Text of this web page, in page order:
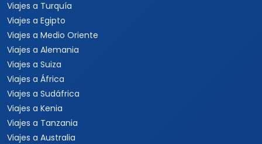
Viajes a Turquía
Viajes a Egipto
Viajes a Medio Oriente
Viajes a Alemania
Viajes a Suiza
Viajes a África
Viajes a Sudáfrica
Viajes a Kenia
Viajes a Tanzania
Viajes a Australia